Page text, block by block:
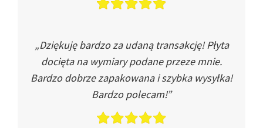
„Dziękuję bardzo za udaną transakcję! Płyta
docięta na wymiary podane przeze mnie.
Bardzo dobrze zapakowana i szybka wysyłka!
Bardzo polecam!”